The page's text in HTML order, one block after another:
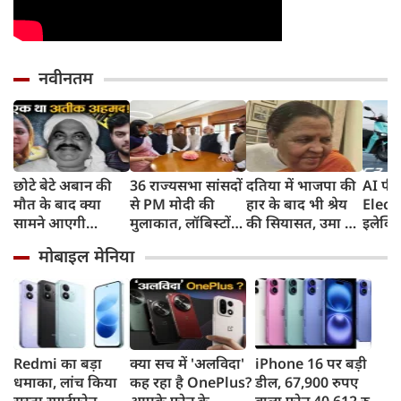
नवीनतम
छोटे बेटे अबान की
मौत के बाद क्या
सामने आएगी
फरार है माफिया
अतीक अहमद की
पत्नी
36 राज्यसभा सांसदों
से PM मोदी की
मुलाकात, लॉबिस्टों
किया सावधान
दतिया में भाजपा की
हार के बाद भी श्रेय
की सियासत, उमा का
से मिले वोट, लोधी
बाहुल्य बसई में पार्टी
को मिली थी बढ़त
AI
8 साल
मोबाइल मेनिया
Redmi का बड़ा
धमाका, लांच किया
क्या सच में 'अलविदा'
कह रहा है OnePlus?
iPhone 16 पर बड़ी
डील, 67,900 रुपए